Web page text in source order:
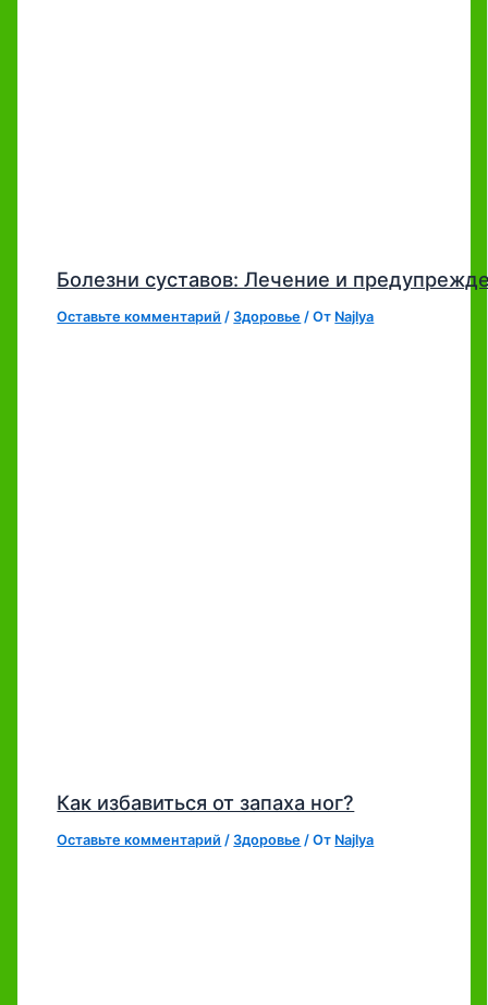
Болезни суставов: Лечение и
Оставьте комментарий /Здоровье / От Najlya
Как избавиться от запаха ног?
Оставьте комментарий /Здоровье / От Najlya